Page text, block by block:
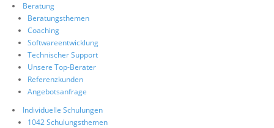
Beratung
Beratungsthemen
Coaching
Softwareentwicklung
Technischer Support
Unsere Top-Berater
Referenzkunden
Angebotsanfrage
Individuelle Schulungen
1042 Schulungsthemen